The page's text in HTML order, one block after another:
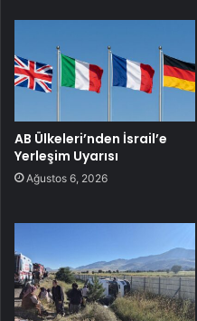
AB Ülkeleri’nden İsrail’e
Yerleşim Uyarısı
Ağustos 6, 2026